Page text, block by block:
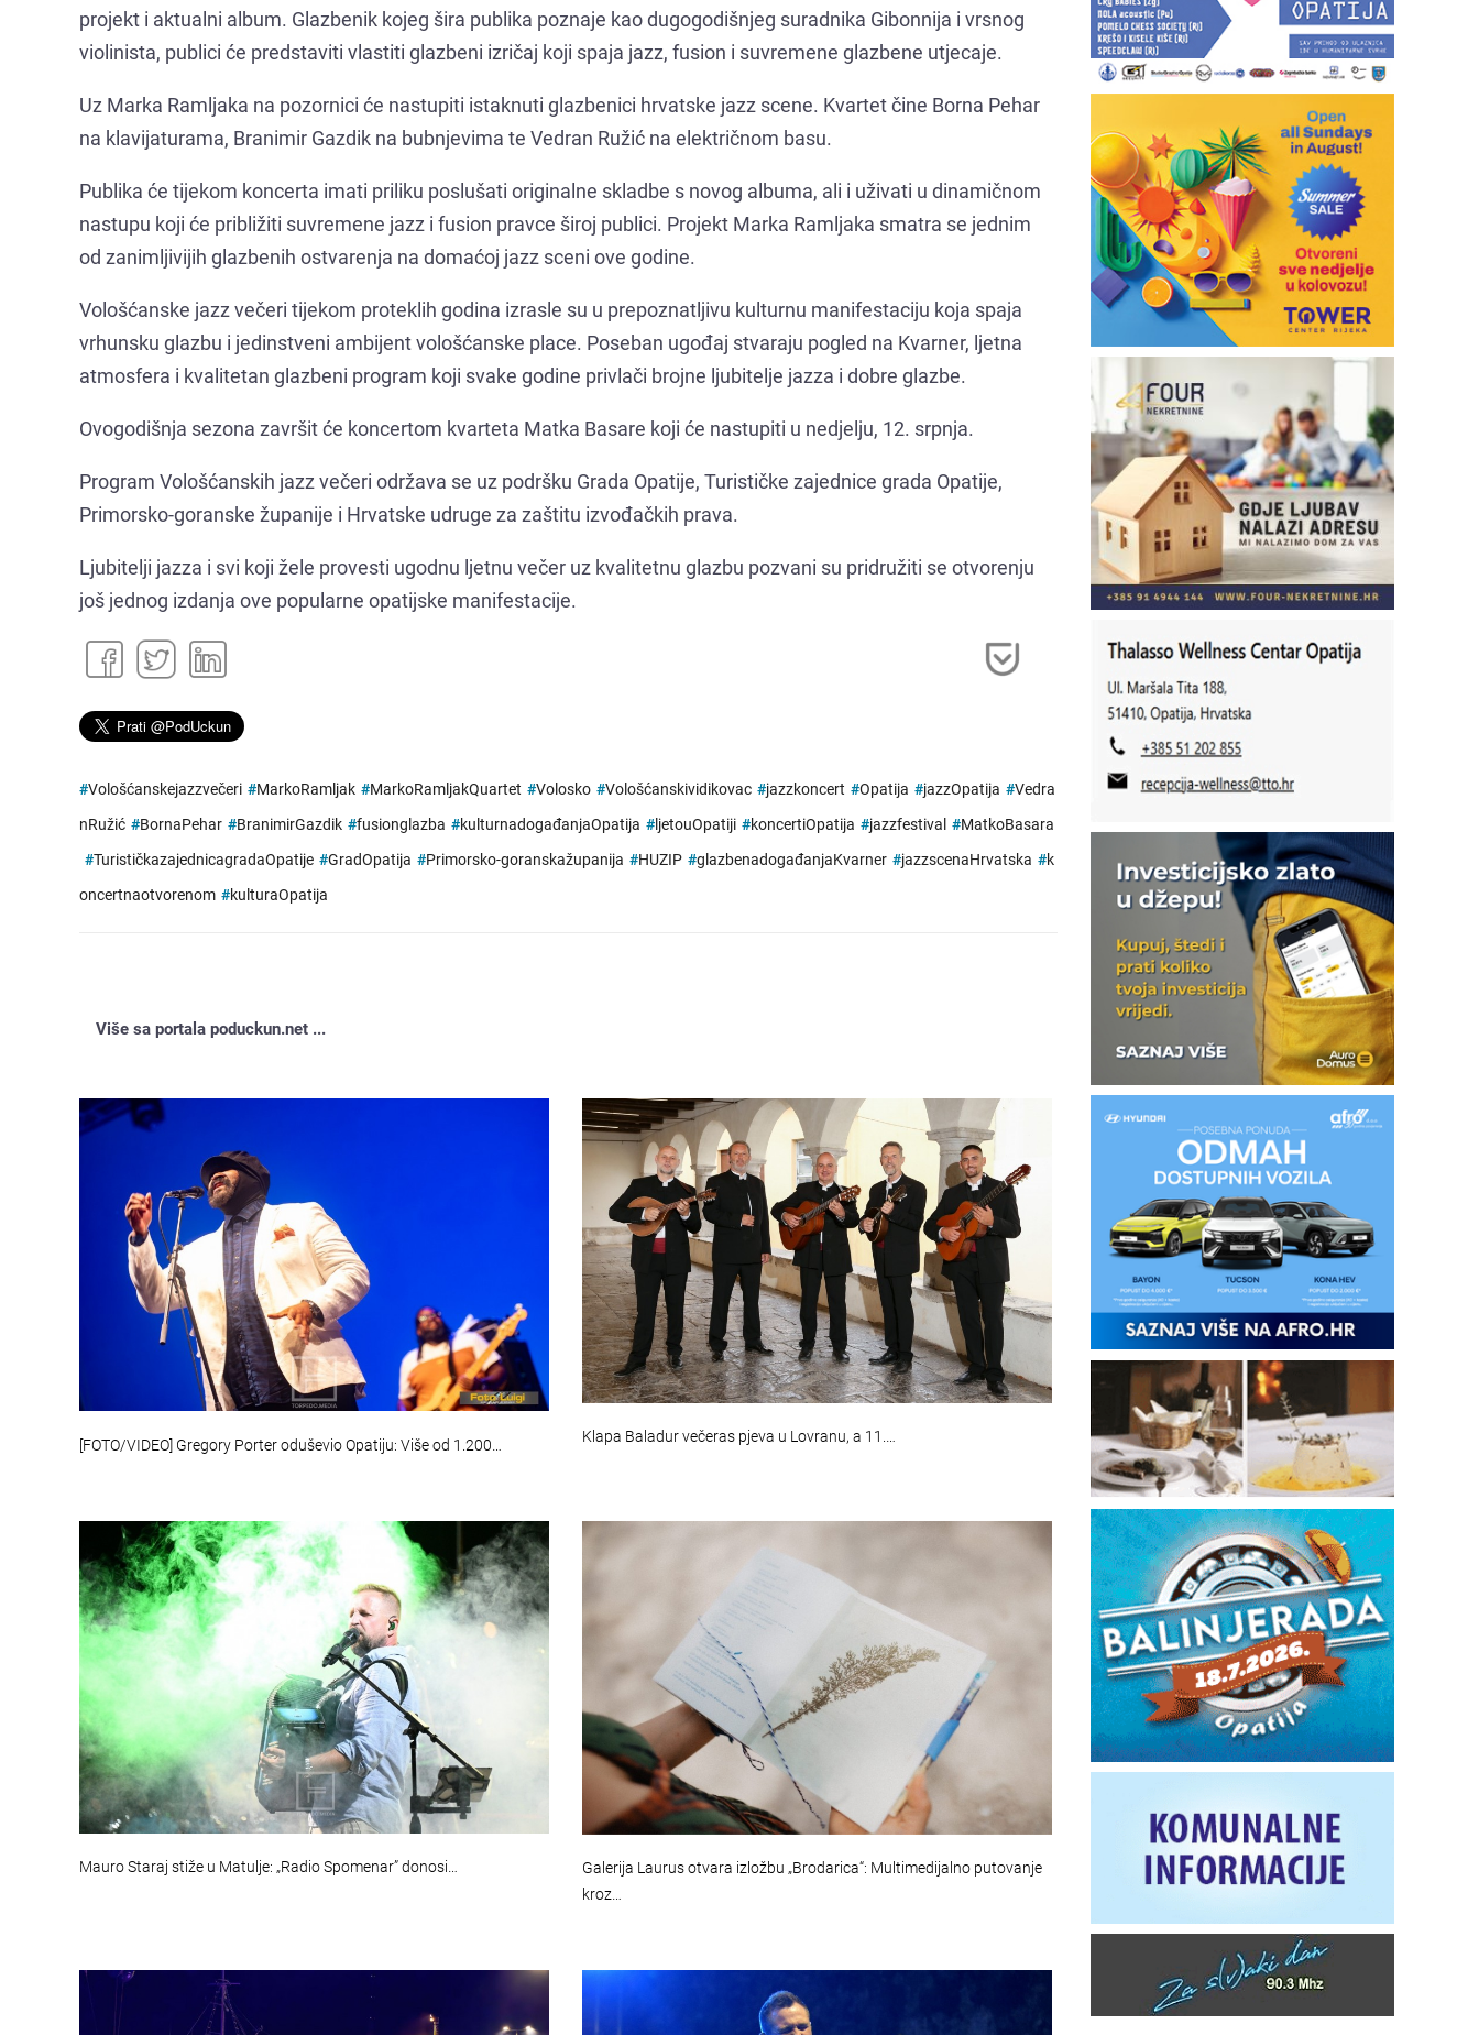
projekt i aktualni album. Glazbenik kojeg šira publika poznaje kao dugogodišnjeg suradnika Gibonnija i vrsnog
violinista, publici će predstaviti vlastiti glazbeni izričaj koji spaja jazz, fusion i suvremene glazbene utjecaje.
Uz Marka Ramljaka na pozornici će nastupiti istaknuti glazbenici hrvatske jazz scene. Kvartet čine Borna Pehar
na klavijaturama, Branimir Gazdik na bubnjevima te Vedran Ružić na električnom basu.
Publika će tijekom koncerta imati priliku poslušati originalne skladbe s novog albuma, ali i uživati u dinamičnom
nastupu koji će približiti suvremene jazz i fusion pravce široj publici. Projekt Marka Ramljaka smatra se jednim
od zanimljivijih glazbenih ostvarenja na domaćoj jazz sceni ove godine.
Vološćanske jazz večeri tijekom proteklih godina izrasle su u prepoznatljivu kulturnu manifestaciju koja spaja
vrhunsku glazbu i jedinstveni ambijent vološćanske place. Poseban ugođaj stvaraju pogled na Kvarner, ljetna
atmosfera i kvalitetan glazbeni program koji svake godine privlači brojne ljubitelje jazza i dobre glazbe.
Ovogodišnja sezona završit će koncertom kvarteta Matka Basare koji će nastupiti u nedjelju, 12. srpnja.
Program Vološćanskih jazz večeri održava se uz podršku Grada Opatije, Turističke zajednice grada Opatije,
Primorsko-goranske županije i Hrvatske udruge za zaštitu izvođačkih prava.
Ljubitelji jazza i svi koji žele provesti ugodnu ljetnu večer uz kvalitetnu glazbu pozvani su pridružiti se otvorenju
još jednog izdanja ove popularne opatijske manifestacije.
#Vološćanskejazzvečeri #MarkoRamljak #MarkoRamljakQuartet #Volosko #Vološćanskividikovac #jazzkoncert #Opatija #jazzOpatija #Vedra
nRužić #BornaPehar #BranimirGazdik #fusionglazba #kulturnadogađanjaOpatija # ljetouOpatiji #koncertiOpatija #jazzfestival #MatkoBasara
#TurističkazajednicagradaOpatije #GradOpatija #Primorsko-goranskažupanija #HUZIP #glazbenadogađanjaKvarner #jazzscenaHrvatska #k
oncertnaotvorenom #kulturaOpatija
Više sa portala poduckun.net ...
[FOTO/VIDEO] Gregory Porter oduševio Opatiju: Više od 1.200… Klapa Baladur večeras pjeva u Lovranu, a 11.…
Mauro Staraj stiže u Matulje: „Radio Spomenar” donosi…
Galerija Laurus otvara izložbu „Brodarica“: Multimedijalno putovanje
kroz…